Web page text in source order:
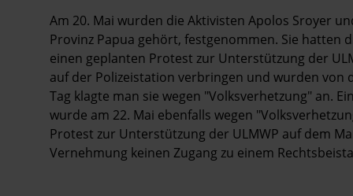
Am 20. Mai wurden die Aktivisten Apolos Sroyer
Provinz Papua gehört, festgenommen. Sie hatten
einen geplanten Protest zur Unterstützung der
auf der Polizeistation verbringen und wurden
Tag klagte man sie wegen "Volksverhetzung" an.
wurde am 22. Mai ebenfalls wegen
Protest zur Unterstützung der ULMWP auf dem
Vernehmung keinen Zugang zu einem